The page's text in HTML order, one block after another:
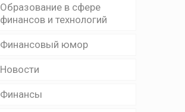
Образование в сфере
финансов и технологий
Финансовый юмор
Новости
Финансы